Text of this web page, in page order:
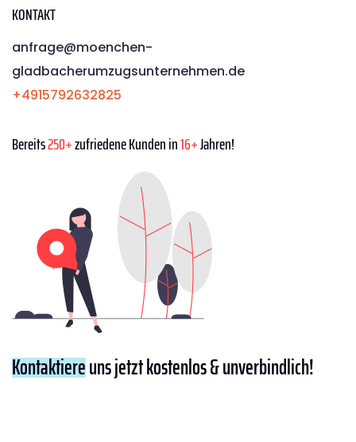
KONTAKT
anfrage@moenchen­
gladbacherumzugsunternehmen.de
+4915792632825
Bereits250+zufriedene Kunden in16+Jahren!
Kontaktiereuns jetzt kostenlos & unverbindlich!